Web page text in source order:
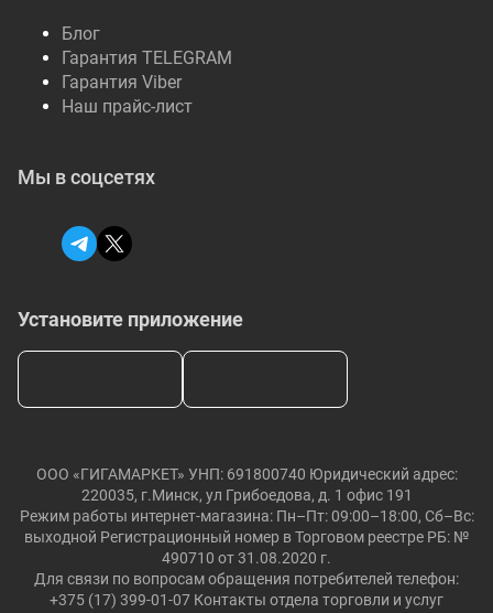
Блог
Гарантия TELEGRAM
Гарантия Viber
Наш прайс-лист
Установите приложение
Мы в соцсетях
ООО «ГИГАМАРКЕТ» УНП: 691800740 Юридический адрес:
220035, г.Минск, ул Грибоедова, д. 1 офис 191
Режим работы интернет-магазина: Пн–Пт: 09:00–18:00, Сб–Вс:
выходной Регистрационный номер в Торговом реестре РБ: №
490710 от 31.08.2020 г.
Для связи по вопросам обращения потребителей телефон:
+375 (17) 399-01-07 Контакты отдела торговли и услуг